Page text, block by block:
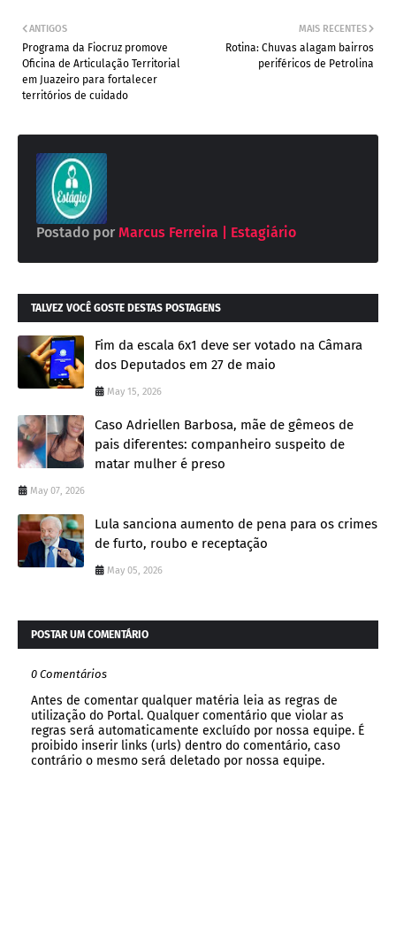
MAIS RECENTES
Rotina: Chuvas alagam bairros
periféricos de Petrolina
ANTIGOS
Programa da Fiocruz promove
Oficina de Articulação Territorial
em Juazeiro para fortalecer
territórios de cuidado
Postado por Marcus Ferreira | Estagiário
TALVEZ VOCÊ GOSTE DESTAS POSTAGENS
Fim da escala 6x1 deve ser votado na Câmara
dos Deputados em 27 de maio
May 15, 2026
Caso Adriellen Barbosa, mãe de gêmeos de
pais diferentes: companheiro suspeito de
matar mulher é preso
May 07, 2026
Lula sanciona aumento de pena para os crimes
de furto, roubo e receptação
May 05, 2026
POSTAR UM COMENTÁRIO
0 Comentários
Antes de comentar qualquer matéria leia as regras de
utilização do Portal. Qualquer comentário que violar as
regras será automaticamente excluído por nossa equipe. É
proibido inserir links (urls) dentro do comentário, caso
contrário o mesmo será deletado por nossa equipe.